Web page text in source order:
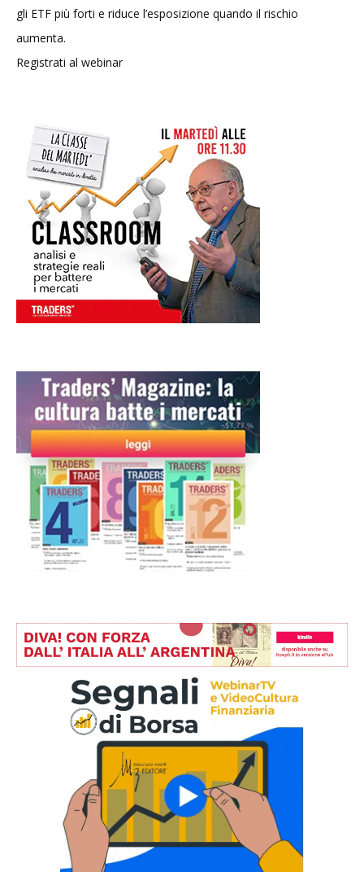
gli ETF più forti e riduce l’esposizione quando il rischio
aumenta.
Registrati al webinar